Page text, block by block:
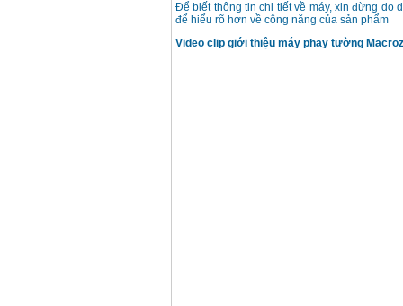
Để biết thông tin chi tiết về máy, xin đừng do
để hiểu rõ hơn về công năng của sản phẩm
Video clip giới thiệu máy phay tường